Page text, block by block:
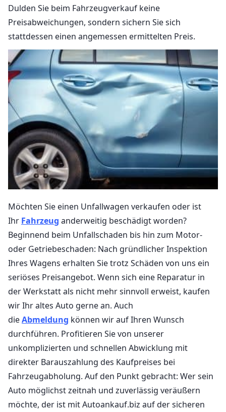
Dulden Sie beim Fahrzeugverkauf keine
Preisabweichungen, sondern sichern Sie sich
stattdessen einen angemessen ermittelten Preis.
Möchten Sie einen Unfallwagen verkaufen oder ist
Ihr Fahrzeug anderweitig beschädigt worden?
Beginnend beim Unfallschaden bis hin zum Motor-
oder Getriebeschaden: Nach gründlicher Inspektion
Ihres Wagens erhalten Sie trotz Schäden von uns ein
seriöses Preisangebot. Wenn sich eine Reparatur in
der Werkstatt als nicht mehr sinnvoll erweist, kaufen
wir Ihr altes Auto gerne an. Auch
dieAbmeldung können wir auf Ihren Wunsch
durchführen. Profitieren Sie von unserer
unkomplizierten und schnellen Abwicklung mit
direkter Barauszahlung des Kaufpreises bei
Fahrzeugabholung. Auf den Punkt gebracht: Wer sein
Auto möglichst zeitnah und zuverlässig veräußern
möchte, der ist mit Autoankauf.biz auf der sicheren